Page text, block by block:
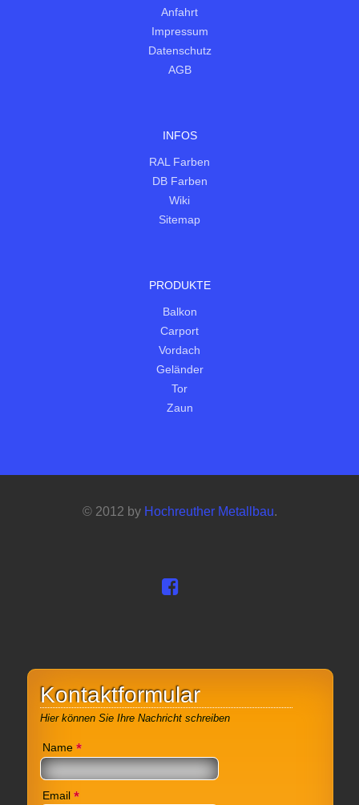
Anfahrt
Impressum
Datenschutz
AGB
INFOS
RAL Farben
DB Farben
Wiki
Sitemap
PRODUKTE
Balkon
Carport
Vordach
Geländer
Tor
Zaun
© 2012 by Hochreuther Metallbau.
Kontaktformular
Hier können Sie Ihre Nachricht schreiben
Name *
Email *